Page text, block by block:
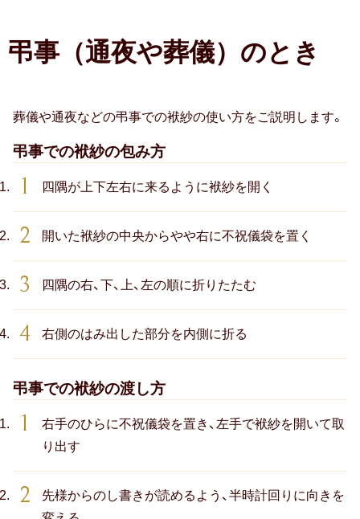
弔事（通夜や葬儀）のとき
葬儀や通夜などの弔事での袱紗の使い方をご説明します。
弔事での袱紗の包み方
四隅が上下左右に来るように袱紗を開く
開いた袱紗の中央からやや右に不祝儀袋を置く
四隅の右、下、上、左の順に折りたたむ
右側のはみ出した部分を内側に折る
弔事での袱紗の渡し方
右手のひらに不祝儀袋を置き、左手で袱紗を開いて取
り出す
先様からのし書きが読めるよう、半時計回りに向きを